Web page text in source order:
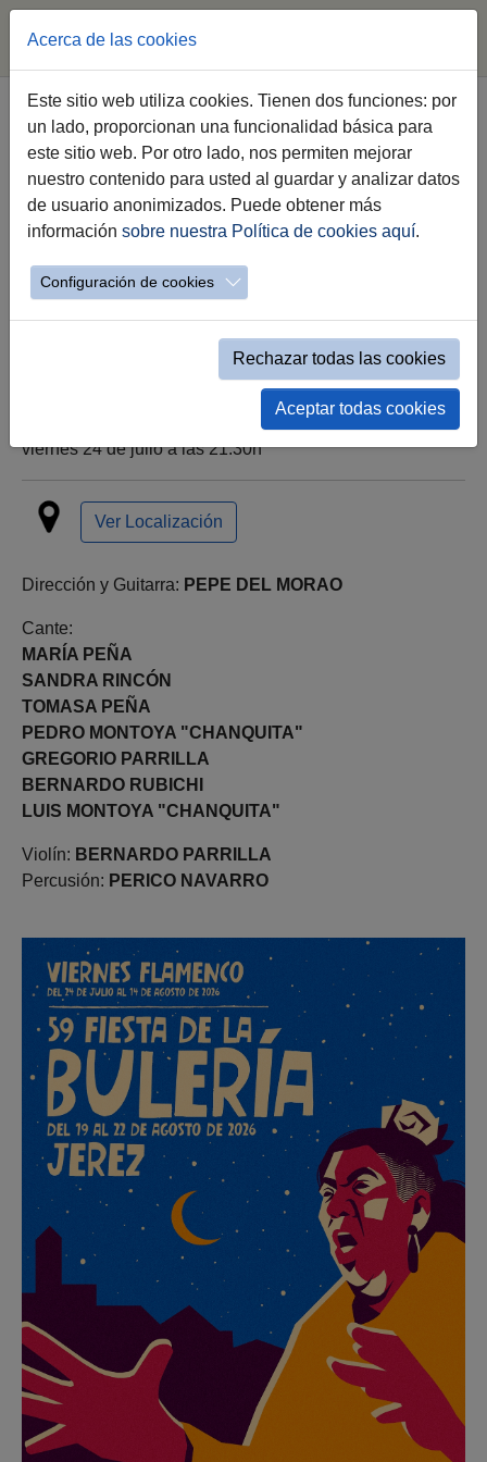
Saltar al contenido principal
FIN DE FIESTA DIA DE
SANTIAGO/ ACCESO LIBRE
Plaza de Santiago
ACCESO LIBRE
viernes 24 de julio a las 21:30h
Ver Localización
Dirección y Guitarra: PEPE DEL MORAO
Cante:
MARÍA PEÑA
SANDRA RINCÓN
TOMASA PEÑA
PEDRO MONTOYA "CHANQUITA"
GREGORIO PARRILLA
BERNARDO RUBICHI
LUIS MONTOYA "CHANQUITA"
Violín: BERNARDO PARRILLA
Percusión: PERICO NAVARRO
Acerca de las cookies
Este sitio web utiliza cookies. Tienen dos funciones: por
un lado, proporcionan una funcionalidad básica para
este sitio web. Por otro lado, nos permiten mejorar
nuestro contenido para usted al guardar y analizar datos
de usuario anonimizados. Puede obtener más
información sobre nuestra Política de cookies aquí.
Configuración de cookies
Rechazar todas las cookies
Aceptar todas cookies